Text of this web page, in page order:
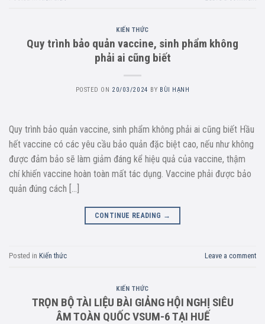
KIẾN THỨC
Quy trình bảo quản vaccine, sinh phẩm không
phải ai cũng biết
POSTED ON 20/03/2024 BY BÙI HẠNH
Quy trình bảo quản vaccine, sinh phẩm không phải ai cũng biết Hầu
hết vaccine có các yêu cầu bảo quản đặc biệt cao, nếu như không
được đảm bảo sẽ làm giảm đáng kể hiệu quả của vaccine, thậm
chí khiến vaccine hoàn toàn mất tác dụng. Vaccine phải được bảo
quản đúng cách […]
CONTINUE READING →
Posted in Kiến thức Leave a comment
KIẾN THỨC
TRỌN BỘ TÀI LIỆU BÀI GIẢNG HỘI NGHỊ SIÊU
ÂM TOÀN QUỐC VSUM-6 TẠI HUẾ